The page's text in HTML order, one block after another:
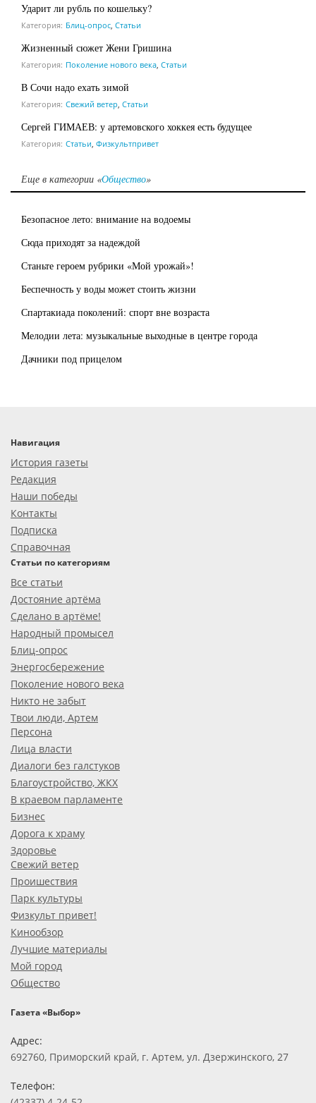
Ударит ли рубль по кошельку?
Категория: Блиц-опрос Статьи
Жизненный сюжет Жени Гришина
Категория: Поколение нового века Статьи
В Сочи надо ехать зимой
Категория: Свежий ветер Статьи
Сергей ГИМАЕВ: у артемовского хоккея есть будущее
Категория: Статьи Физкультпривет
Еще в категории «Общество»
Безопасное лето: внимание на водоемы
Сюда приходят за надеждой
Станьте героем рубрики «Мой урожай»!
Беспечность у воды может стоить жизни
Спартакиада поколений: спорт вне возраста
Мелодии лета: музыкальные выходные в центре города
Дачники под прицелом
Навигация
История газеты
Редакция
Наши победы
Контакты
Подписка
Справочная
Статьи по категориям
Все статьи
Достояние артёма
Сделано в артёме!
Народный промысел
Блиц-опрос
Энергосбережение
Поколение нового века
Никто не забыт
Твои люди, Артем
Персона
Лица власти
Диалоги без галстуков
Благоустройство, ЖКХ
В краевом парламенте
Бизнес
Дорога к храму
Здоровье
Свежий ветер
Проишествия
Парк культуры
Физкульт привет!
Кинообзор
Лучшие материалы
Мой город
Общество
Газета «Выбор»
Адрес:
692760, Приморский край, г. Артем, ул. Дзержинского, 27
Телефон: